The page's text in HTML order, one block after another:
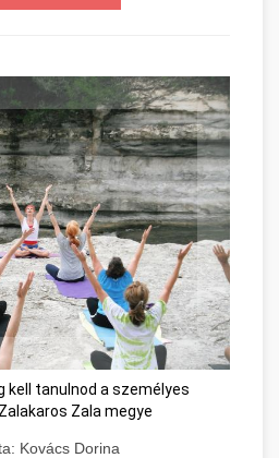
kell tanulnod a személyes
Zala megye
Kovács Dorina